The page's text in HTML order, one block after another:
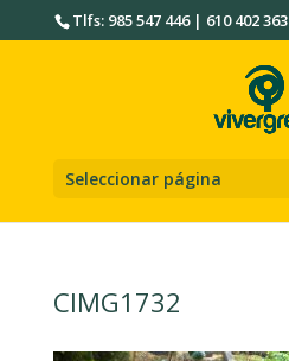
Tlfs: 985 547 446 | 610 402 363
Seleccionar página
CIMG1732